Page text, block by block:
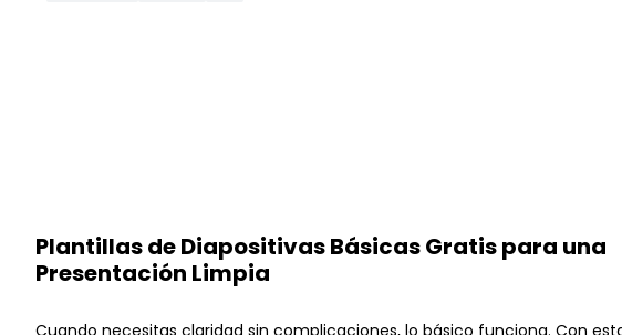
Plantillas de Diapositivas Básicas Gratis para una
Presentación Limpia
Cuando necesitas claridad sin complicaciones, lo básico funciona. Con